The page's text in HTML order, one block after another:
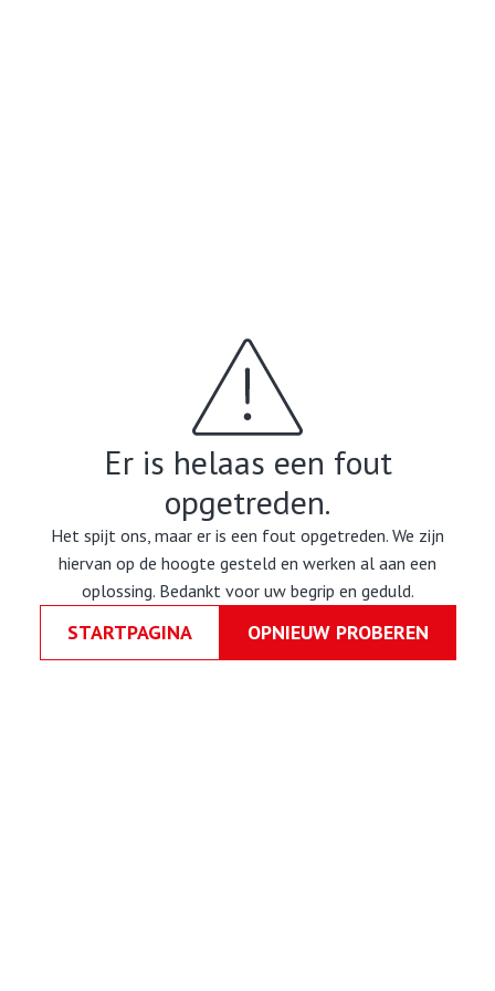
Er is helaas een fout
opgetreden.
Het spijt ons, maar er is een fout opgetreden. We zijn
hiervan op de hoogte gesteld en werken al aan een
oplossing. Bedankt voor uw begrip en geduld.
STARTPAGINA OPNIEUW PROBEREN